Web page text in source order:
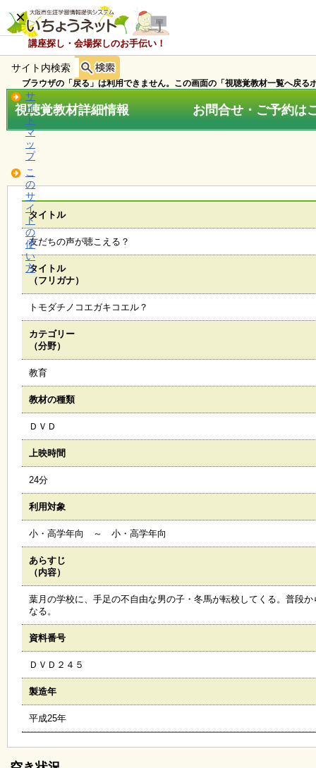
講座探し・会場探しのお手伝い！
×
ホ
ー
ム
知
ら
せ
講
座
・
イ
ベ
ト
設
約
い
木
覧
・
ャ
リ
オ
サイト内検索
サ
イ
ト
マ
ッ
プ
こ
の
サ
イ
ト
の
使
い
方
ブラウザの「戻る」は利用できません。この画面の「視聴覚教材一覧へ戻る
視聴覚教材詳細情報 お問合せ・ご予約はこ
タイトル
友だちの声が聴こえる？
タイトル
（フリガナ）
トモダチノコエガキコエル？
カテゴリー
（分野）
教育
教材の種類
ＤＶＤ
上映時間
24分
利用対象
小・高学年向 ～ 小・高学年向
あらすじ
（内容）
葉月の学校に、手足の不自由な男の子・冬馬が転校してくる。普段
なる。
資料番号
ＤＶＤ２４５
製造年
平成25年